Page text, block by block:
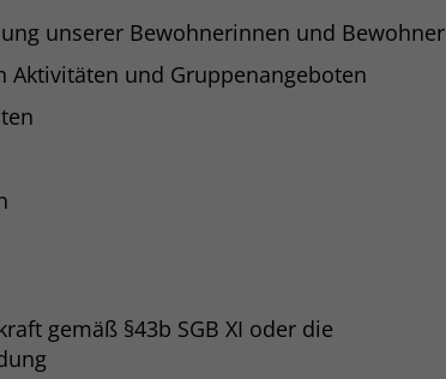
unserer Bewohnerinnen und Bewohner
und Gruppenangeboten
gemäß §43b SGB XI oder die
gesetzt, wenn ein User
wurde, sodass erzielte
oder